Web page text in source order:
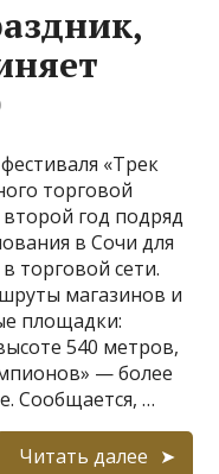
«Трек
торговой
год подряд
в Сочи для
торговой сети.
магазинов и
площадки:
540 метров,
— более
Сообщается, …
Читать далее